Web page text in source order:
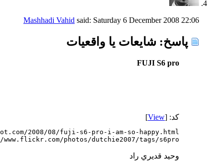
Mashhadi Vahid said: Saturday 6 December 2008 22:06
پاسخ: شايعات يا واقعيات
FUJI S6 pro
کد: [View
]
photos/dutchie2007/tags/s6pro/
وحيد قديري راد